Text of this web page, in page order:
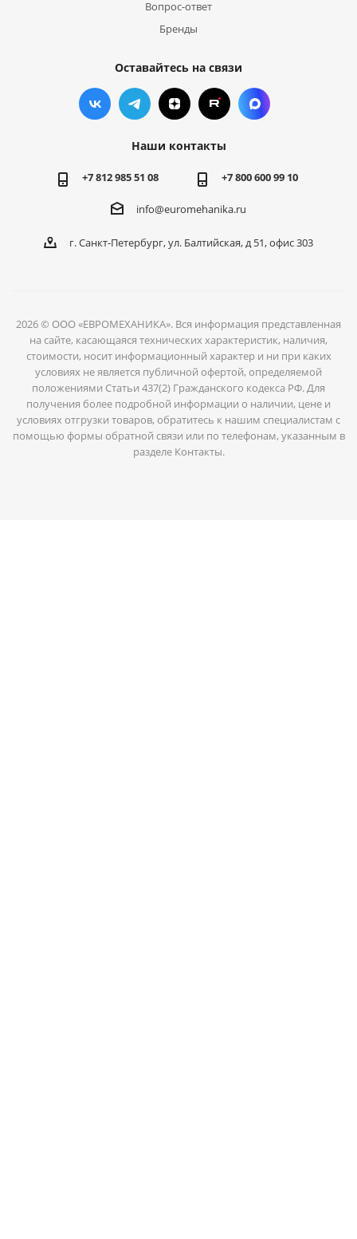
Вопрос-ответ
Бренды
Оставайтесь на связи
Наши контакты
+7 812 985 51 08 +7 800 600 99 10
info@euromehanika.ru
г. Санкт-Петербург, ул. Балтийская, д 51, офис 303
2026 © ООО «ЕВРОМЕХАНИКА». Вся информация представленная
на сайте, касающаяся технических характеристик, наличия,
стоимости, носит информационный характер и ни при каких
условиях не является публичной офертой, определяемой
положениями Статьи 437(2) Гражданского кодекса РФ. Для
получения более подробной информации о наличии, цене и
условиях отгрузки товаров, обратитесь к нашим специалистам с
помощью формы обратной связи или по телефонам, указанным в
разделе Контакты.